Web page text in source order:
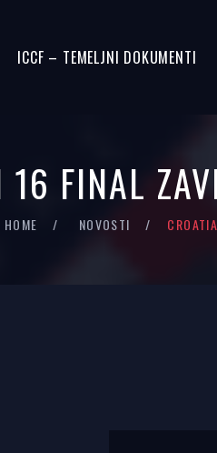
ICCF – TEMELJNI DOKUMENTI
16 FINAL
HOME NOVOSTI